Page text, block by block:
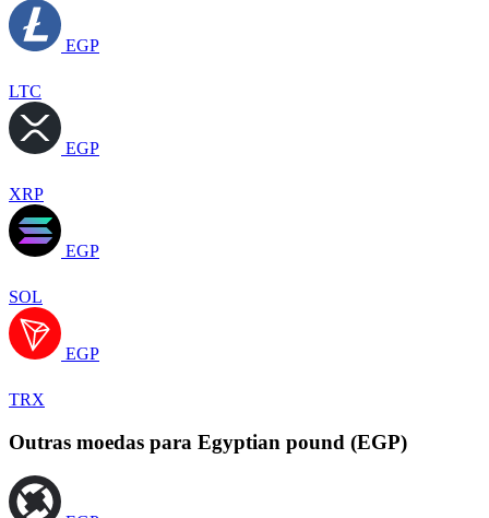
EGP
LTC
EGP
XRP
EGP
SOL
EGP
TRX
Outras moedas para Egyptian pound (EGP)